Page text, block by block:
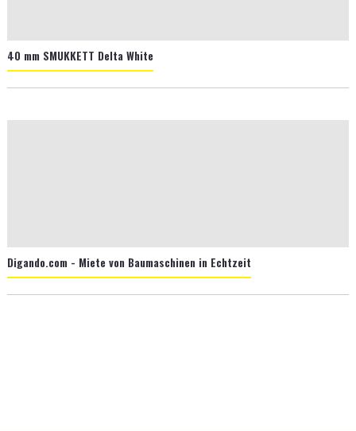
40 mm SMUKKETT Delta White
Digando.com - Miete von Baumaschinen in Echtzeit